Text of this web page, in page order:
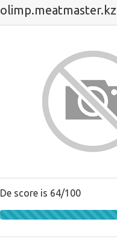
olimp.meatmaster.kz
De score is 64/100